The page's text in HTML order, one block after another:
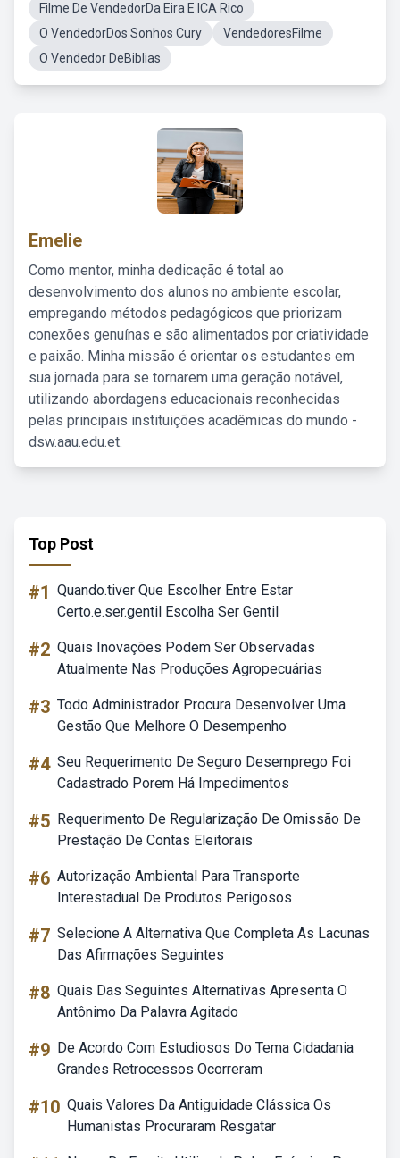
Filme De VendedorDa Eira E ICA Rico
O VendedorDos Sonhos Cury
VendedoresFilme
O Vendedor DeBiblias
Emelie
Como mentor, minha dedicação é total ao
desenvolvimento dos alunos no ambiente escolar,
empregando métodos pedagógicos que priorizam
conexões genuínas e são alimentados por criatividade
e paixão. Minha missão é orientar os estudantes em
sua jornada para se tornarem uma geração notável,
utilizando abordagens educacionais reconhecidas
pelas principais instituições acadêmicas do mundo -
dsw.aau.edu.et.
Top Post
#1 Quando.tiver Que Escolher Entre Estar
Certo.e.ser.gentil Escolha Ser Gentil
#2 Quais Inovações Podem Ser Observadas
Atualmente Nas Produções Agropecuárias
#3 Todo Administrador Procura Desenvolver Uma
Gestão Que Melhore O Desempenho
#4 Seu Requerimento De Seguro Desemprego Foi
Cadastrado Porem Há Impedimentos
#5 Requerimento De Regularização De Omissão De
Prestação De Contas Eleitorais
#6 Autorização Ambiental Para Transporte
Interestadual De Produtos Perigosos
#7 Selecione A Alternativa Que Completa As Lacunas
Das Afirmações Seguintes
#8 Quais Das Seguintes Alternativas Apresenta O
Antônimo Da Palavra Agitado
#9 De Acordo Com Estudiosos Do Tema Cidadania
Grandes Retrocessos Ocorreram
#10 Quais Valores Da Antiguidade Clássica Os
Humanistas Procuraram Resgatar